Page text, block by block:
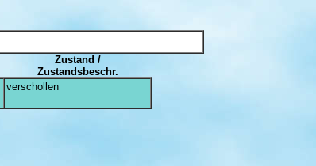
Zustand /
Zustandsbeschr.
verschollen